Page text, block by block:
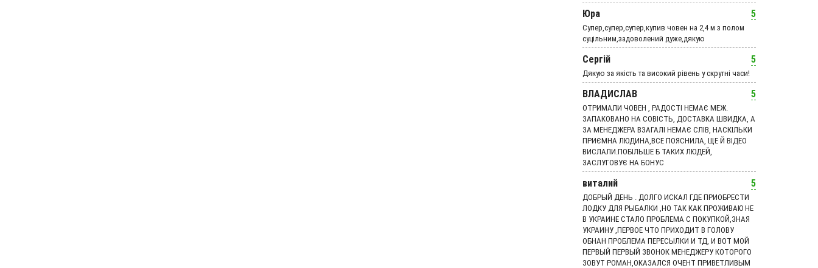
Юра 5
Супер,супер,супер,купив човен на 2,4 м з полом
суцільним,задоволений дуже,дякую
Сергій 5
Дякую за якість та високий рівень у скрутні часи!
ВЛАДИСЛАВ 5
ОТРИМАЛИ ЧОВЕН , РАДОСТІ НЕМАЄ МЕЖ.
ЗАПАКОВАНО НА СОВІСТЬ, ДОСТАВКА ШВИДКА, А
ЗА МЕНЕДЖЕРА ВЗАГАЛІ НЕМАЄ СЛІВ, НАСКІЛЬКИ
ПРИЄМНА ЛЮДИНА,ВСЕ ПОЯСНИЛА, ЩЕ Й ВІДЕО
ВИСЛАЛИ.ПОБІЛЬШЕ Б ТАКИХ ЛЮДЕЙ,
ЗАСЛУГОВУЄ НА БОНУС
виталий 5
ДОБРЫЙ ДЕНЬ . ДОЛГО ИСКАЛ ГДЕ ПРИОБРЕСТИ
ЛОДКУ ДЛЯ РЫБАЛКИ ,НО ТАК КАК ПРОЖИВАЮ НЕ
В УКРАИНЕ СТАЛО ПРОБЛЕМА С ПОКУПКОЙ,ЗНАЯ
УКРАИНУ ,ПЕРВОЕ ЧТО ПРИХОДИТ В ГОЛОВУ
ОБНАН ПРОБЛЕМА ПЕРЕСЫЛКИ И ТД, И ВОТ МОЙ
ПЕРВЫЙ ПЕРВЫЙ ЗВОНОК МЕНЕДЖЕРУ КОТОРОГО
ЗОВУТ РОМАН,ОКАЗАЛСЯ ОЧЕНТ ПРИВЕТЛИВЫМ